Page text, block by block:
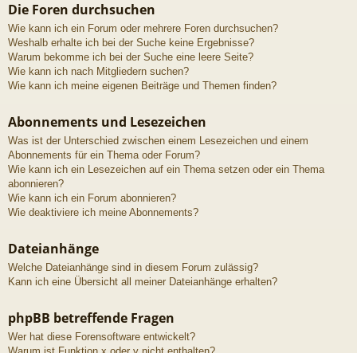
Die Foren durchsuchen
Wie kann ich ein Forum oder mehrere Foren durchsuchen?
Weshalb erhalte ich bei der Suche keine Ergebnisse?
Warum bekomme ich bei der Suche eine leere Seite?
Wie kann ich nach Mitgliedern suchen?
Wie kann ich meine eigenen Beiträge und Themen finden?
Abonnements und Lesezeichen
Was ist der Unterschied zwischen einem Lesezeichen und einem
Abonnements für ein Thema oder Forum?
Wie kann ich ein Lesezeichen auf ein Thema setzen oder ein Thema
abonnieren?
Wie kann ich ein Forum abonnieren?
Wie deaktiviere ich meine Abonnements?
Dateianhänge
Welche Dateianhänge sind in diesem Forum zulässig?
Kann ich eine Übersicht all meiner Dateianhänge erhalten?
phpBB betreffende Fragen
Wer hat diese Forensoftware entwickelt?